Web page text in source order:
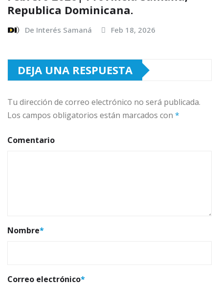
Republica Dominicana.
De Interés Samaná Feb 18, 2026
DEJA UNA RESPUESTA
Tu dirección de correo electrónico no será publicada.
Los campos obligatorios están marcados con *
Comentario
Nombre*
Correo electrónico*